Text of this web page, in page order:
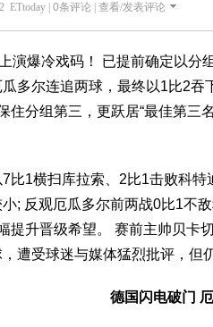
ETtoday | 0条评论 | 查看/发表评论
演爆冷戏码！ 已提前确定以分
多尔连追两球，最终以1比2吞
住分组第三，更跃居“最佳第三
比1横扫库拉索、2比1击败科
; 反观厄瓜多尔前两战0比1不
提升晋级希望。 赛前主帅贝卡
遭受球迷与媒体猛烈批评，但
德国闪电破门